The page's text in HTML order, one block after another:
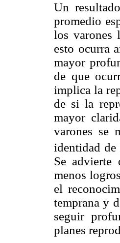
Un
promedio
los varones
esto ocurra
mayor
de que
implica la
de si la
mayor
varones se
identidad
Se advierte
menos
el
temprana y
seguir
planes